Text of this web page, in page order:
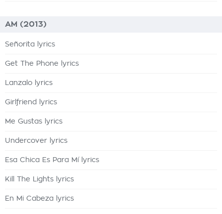
AM (2013)
Señorita lyrics
Get The Phone lyrics
Lanzalo lyrics
Girlfriend lyrics
Me Gustas lyrics
Undercover lyrics
Esa Chica Es Para Mí lyrics
Kill The Lights lyrics
En Mi Cabeza lyrics